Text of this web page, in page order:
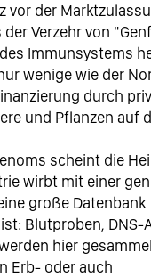
vor der
Verzehr von
Immunsystems
wenige wie der
durch
und Pflanzen auf
scheint die
wirbt mit einer
große Datenbank
Blutproben, DNS-
hier
Erb- oder auch